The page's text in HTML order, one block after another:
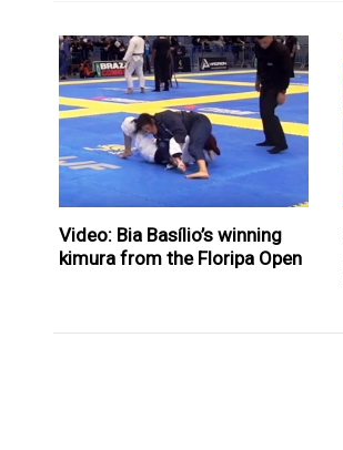
Video: Bia Basílio’s winning
kimura from the Floripa Open